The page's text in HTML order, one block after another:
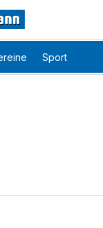
Sport